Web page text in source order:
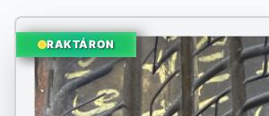
RAKTÁRON